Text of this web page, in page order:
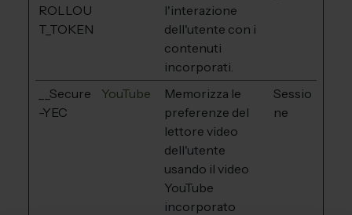
ROLLOU
T_TOKEN
l'interazione
dell'utente con i
contenuti
incorporati.
__Secure
-YEC
YouTube
Memorizza le
preferenze del
lettore video
dell'utente
usando il video
YouTube
incorporato
Sessio
ne